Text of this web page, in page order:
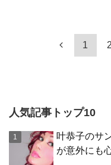
1 2
人気記事トップ10
叶恭子のサ
が意外にも